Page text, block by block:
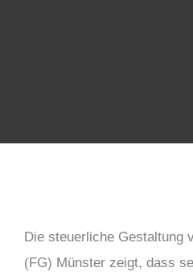
Die steuerliche Gestaltung
(FG) Münster zeigt, dass